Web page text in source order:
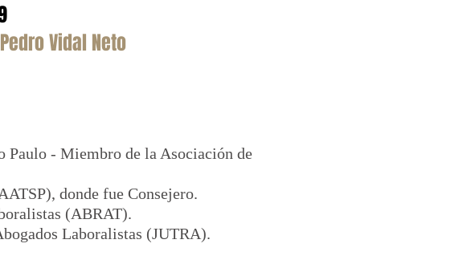
Vidal Neto
Paulo - Miembro de la Asociación de
donde fue Consejero.
(ABRAT).
Laboralistas (JUTRA).